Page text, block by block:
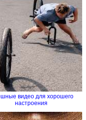
видео для хорошего
настроения